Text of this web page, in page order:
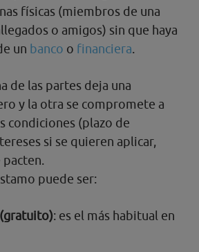
físicas (miembros de una
o amigos) sin que haya
un banco o financiera.
de las partes deja una
y la otra se compromete a
condiciones (plazo de
si se quieren aplicar,
puede ser:
: es el más habitual en